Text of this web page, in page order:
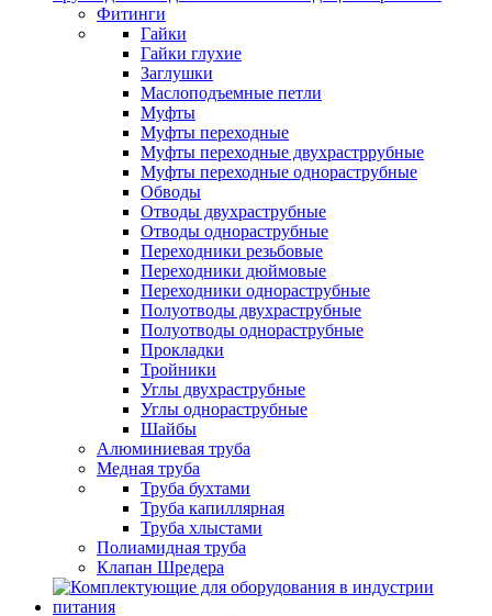
Фитинги
Гайки
Гайки глухие
Заглушки
Маслоподъемные петли
Муфты
Муфты переходные
Муфты переходные двухрастррубные
Муфты переходные однораструбные
Обводы
Отводы двухраструбные
Отводы однораструбные
Переходники резьбовые
Переходники дюймовые
Переходники однораструбные
Полуотводы двухраструбные
Полуотводы однораструбные
Прокладки
Тройники
Углы двухраструбные
Углы однораструбные
Шайбы
Алюминиевая труба
Медная труба
Труба бухтами
Труба капиллярная
Труба хлыстами
Полиамидная труба
Клапан Шредера